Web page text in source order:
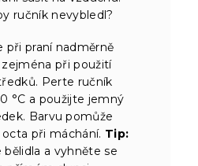
ručník nevybledl?
při praní nadměrně
při použití
Perte ručník
°C a použijte jemný
Barvu pomůže
při máchání. Tip:
a vyhněte se